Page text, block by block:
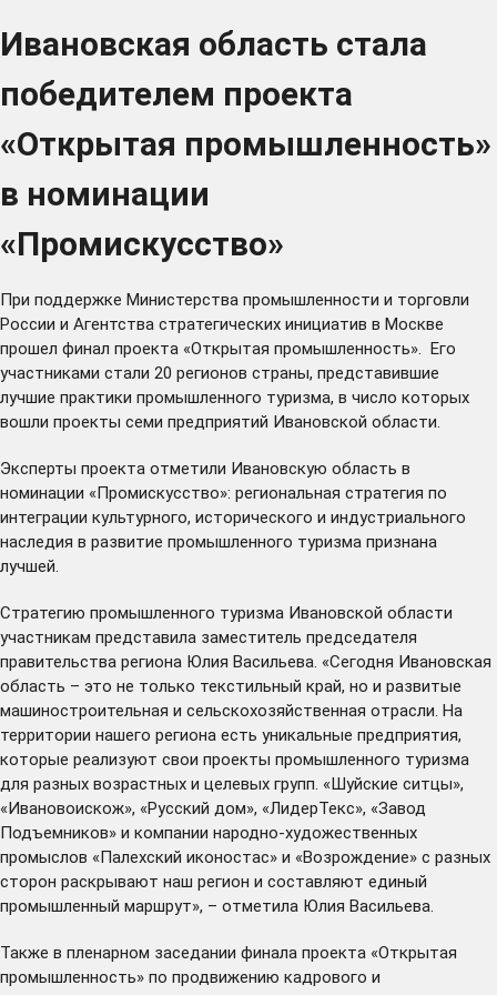
Ивановская область стала
победителем проекта
«Открытая промышленность»
в номинации
«Промискусство»
При поддержке Министерства промышленности и торговли
России и Агентства стратегических инициатив в Москве
прошел финал проекта «Открытая промышленность».
Его
участниками стали 20 регионов страны, представившие
лучшие практики промышленного туризма, в число которых
вошли проекты семи предприятий Ивановской области.
Эксперты проекта отметили Ивановскую область в
номинации «Промискусство»: региональная стратегия по
интеграции культурного, исторического и индустриального
наследия в развитие промышленного туризма признана
лучшей.
Стратегию промышленного туризма Ивановской области
участникам представила заместитель председателя
правительства региона Юлия Васильева. «Сегодня Ивановская
область – это не только текстильный край, но и развитые
машиностроительная и сельскохозяйственная отрасли. На
территории нашего региона есть уникальные предприятия,
которые реализуют свои проекты промышленного туризма
для разных возрастных и целевых групп. «Шуйские ситцы»,
«Ивановоискож», «Русский дом», «ЛидерТекс», «Завод
Подъемников» и компании народно-художественных
промыслов «Палехский иконостас» и «Возрождение» с разных
сторон раскрывают наш регион и составляют единый
промышленный маршрут», – отметила Юлия Васильева.
Также в пленарном заседании финала проекта «Открытая
промышленность» по продвижению кадрового и